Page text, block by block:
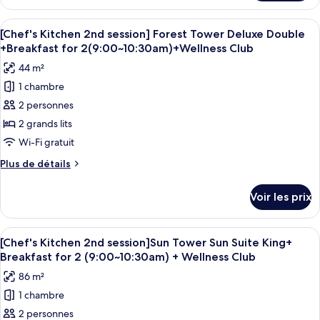
session]
Forest
Tower
Deluxe
King
+
Breakfast
for
2(9:00~10:30am)
+Wellness
le
type
de
chambre
Kitchen
2nd
session]
Forest
Tower
King
+
Breakfast
+Wellness
Afficher
toutes
les
photos
pour
ce
type
de
chambre :
[Chef's
2nd
session]
Forest
Tower
Deluxe
Double
+Breakfast
Une chambre d’hôtel avec deux
6
[Chef's Kitchen 2nd session] Forest Tower Deluxe Double
+Breakfast for 2(9:00~10:30am)+Wellness Club
44 m²
1 chambre
2 personnes
2 grands lits
Wi-Fi gratuit
Plus de détails
Plus
le
type
de
chambre
Kitchen
2nd
session]
Forest
Voir les prix
Afficher
toutes
les
photos
pour
ce
Une chambre d’hôtel moderne avec
5
[Chef's Kitchen 2nd session]Sun Tower Sun Suite King+
Breakfast for 2 (9:00~10:30am) + Wellness Club
86 m²
1 chambre
2 personnes